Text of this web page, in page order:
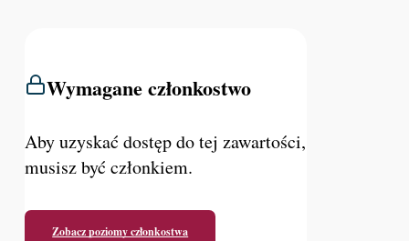
Wymagane członkostwo
Aby uzyskać dostęp do tej zawartości,
musisz być członkiem.
Zobacz poziomy członkostwa